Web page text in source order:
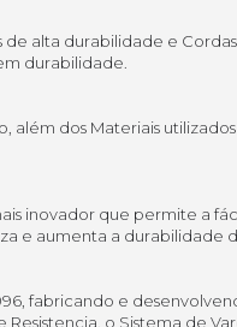
alta durabilidade e
durabilidade.
além dos Materiais
inovador que permite a
e aumenta a durabilidade
fabricando e
o Sistema de